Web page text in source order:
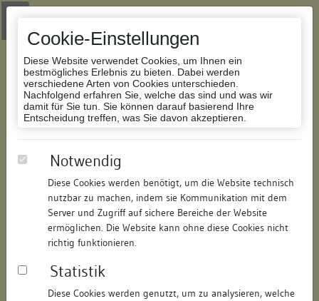
Cookie-Einstellungen
Diese Website verwendet Cookies, um Ihnen ein
bestmögliches Erlebnis zu bieten. Dabei werden
verschiedene Arten von Cookies unterschieden.
Nachfolgend erfahren Sie, welche das sind und was wir
damit für Sie tun. Sie können darauf basierend Ihre
Entscheidung treffen, was Sie davon akzeptieren.
Notwendig
Diese Cookies werden benötigt, um die Website technisch
nutzbar zu machen, indem sie Kommunikation mit dem
Server und Zugriff auf sichere Bereiche der Website
ermöglichen. Die Website kann ohne diese Cookies nicht
richtig funktionieren.
Statistik
Diese Cookies werden genutzt, um zu analysieren, welche
Zur Navigation springen
Zum Inhalt der Website springen
Datenbank Bauforschung/Restaurierung
191623521612/Datum:04.05.2016
Datenbestand:
Bauforschung und Restaurierung
Als PDF herunterladen:
Objektdaten